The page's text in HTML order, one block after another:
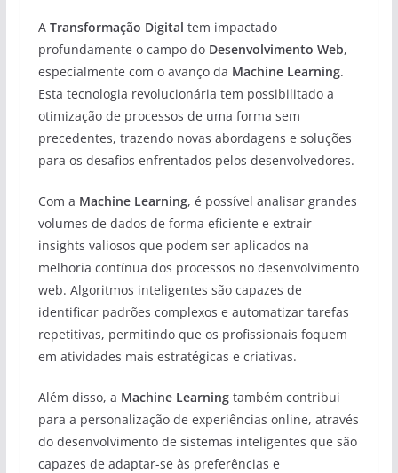
A Transformação Digital tem impactado
profundamente o campo do Desenvolvimento Web,
especialmente com o avanço da Machine Learning.
Esta tecnologia revolucionária tem possibilitado a
otimização de processos de uma forma sem
precedentes, trazendo novas abordagens e soluções
para os desafios enfrentados pelos desenvolvedores.
Com a Machine Learning, é possível analisar grandes
volumes de dados de forma eficiente e extrair
insights valiosos que podem ser aplicados na
melhoria contínua dos processos no desenvolvimento
web. Algoritmos inteligentes são capazes de
identificar padrões complexos e automatizar tarefas
repetitivas, permitindo que os profissionais foquem
em atividades mais estratégicas e criativas.
Além disso, a Machine Learningtambém contribui
para a personalização de experiências online, através
do desenvolvimento de sistemas inteligentes que são
capazes de adaptar-se às preferências e